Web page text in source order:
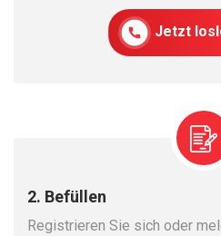
Jetzt
2. Befüllen
Registrieren Sie sich oder